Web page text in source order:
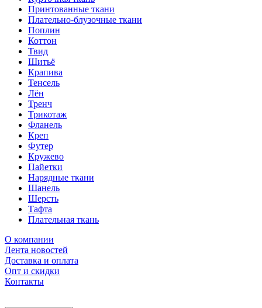
Принтованные ткани
Плательно-блузочные ткани
Поплин
Коттон
Твид
Шитьё
Крапива
Тенсель
Лён
Тренч
Трикотаж
Фланель
Креп
Футер
Кружево
Пайетки
Нарядные ткани
Шанель
Шерсть
Тафта
Плательная ткань
О компании
Лента новостей
Доставка и оплата
Опт и скидки
Контакты